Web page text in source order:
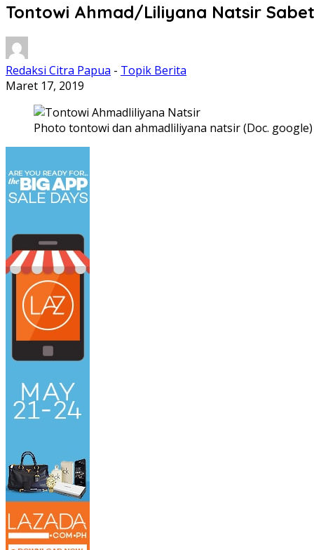
Tontowi Ahmad/Liliyana Natsir
Redaksi Citra Papua - Topik Berita
Maret 17, 2019
Photo tontowi dan ahmadliliyana natsir (Doc. google)